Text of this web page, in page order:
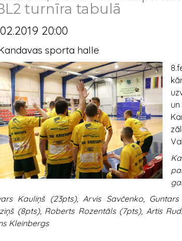
turnīra tabulā
20:00
sporta halle
Kauliņš (23pts), Arvis Savčenko,
(8pts), Roberts Rozentāls (7pts), Artis
Kleinbergs